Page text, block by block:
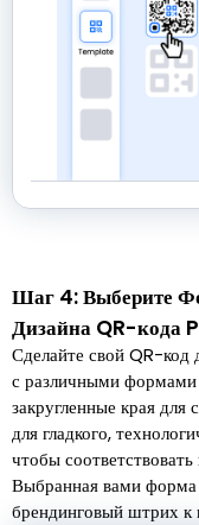
Шаг 4: Выберите
Дизайна QR-кода
Сделайте свой QR-
с различными формами
закругленные края
для гладкого,
чтобы
Выбранная вами
брендинговый штрих к